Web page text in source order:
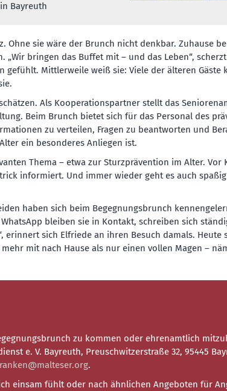
Bayreuth
sie wäre der Brunch nicht denkbar. Zuhause
bringen das Buffet mit – und das Leben“,
Mittlerweile weiß sie: Viele der älteren Gäste
Als Kooperationspartner stellt das
Beim Brunch bietet sich für das Personal des
zu verteilen, Fragen zu beantworten und
ein besonderes Anliegen ist.
Thema – etwa zur Sturzprävention im Alter. Vor
informiert. Und immer wieder geht es auch spaßig
haben sich beim Begegnungsbrunch
bleiben sie in Kontakt, schreiben sich
sich Elfriede an ihren Besuch damals. Heute
mit nach Hause als nur einen vollen Magen –
zu kommen oder ehrenamtlich
e. V. Bayreuth, Preuschwitzerstraße 32, 95445
.
einsam fühlt oder nach ähnlichen Angeboten für